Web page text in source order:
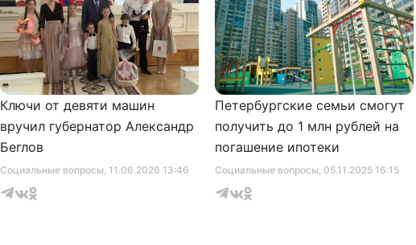
Социальные вопросы, 11.06.2026 13:46
Ключи от девяти машин
вручил губернатор Александр
Беглов
Социальные вопросы, 05.11.2025 16:15
Петербургские семьи смогут
получить до 1 млн рублей на
погашение ипотеки